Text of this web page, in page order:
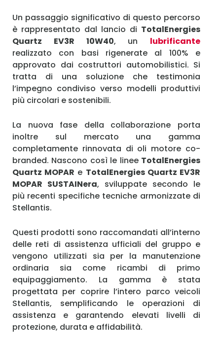
Un passaggio significativo di questo percorso
è rappresentato dal lancio di TotalEnergies
Quartz EV3R 10W40, un lubrificante
realizzato con basi rigenerate al 100% e
approvato dai costruttori automobilistici. Si
tratta di una soluzione che testimonia
l’impegno condiviso verso modelli produttivi
più circolari e sostenibili.
La nuova fase della collaborazione porta
inoltre sul mercato una gamma
completamente rinnovata di oli motore co-
branded. Nascono così le linee TotalEnergies
Quartz MOPAR e TotalEnergies Quartz EV3R
MOPAR SUSTAINera, sviluppate secondo le
più recenti specifiche tecniche armonizzate di
Stellantis.
Questi prodotti sono raccomandati all’interno
delle reti di assistenza ufficiali del gruppo e
vengono utilizzati sia per la manutenzione
ordinaria sia come ricambi di primo
equipaggiamento. La gamma è stata
progettata per coprire l’intero parco veicoli
Stellantis, semplificando le operazioni di
assistenza e garantendo elevati livelli di
protezione, durata e affidabilità.